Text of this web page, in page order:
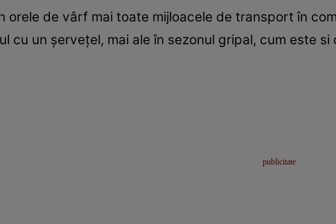
orele de vârf mai toate mijloacele de transport în
cu un şerveţel, mai ale în sezonul gripal, cum este